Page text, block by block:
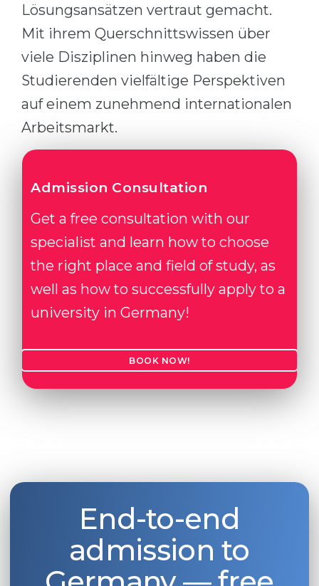
Lösungsansätzen vertraut gemacht.
Mit ihrem Querschnittswissen über
viele Disziplinen hinweg haben die
Studierenden vielfältige Perspektiven
auf einem zunehmend internationalen
Arbeitsmarkt.
Admission Consultation
Get a free consultation with our
specialist and learn how to choose
the right place and field of study, as
well as how to successfully apply to a
university in Germany!
BOOK NOW!
End-to-end
admission to